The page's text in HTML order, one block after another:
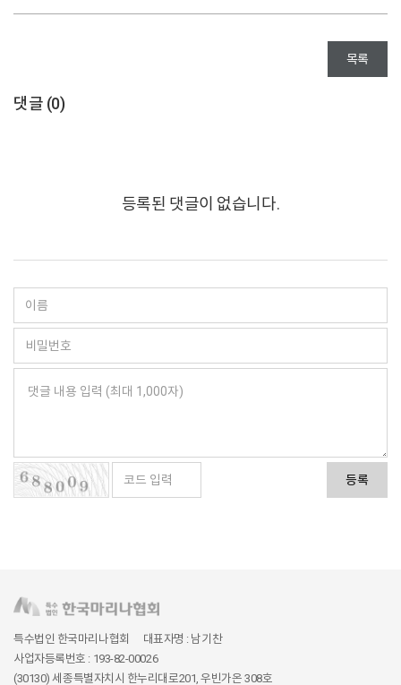
목록
댓글 (0)
등록된 댓글이 없습니다.
등록
특수법인 한국마리나협회
대표자명 : 남기찬
사업자등록번호 : 193-82-00026
(30130) 세종특별자치시 한누리대로201, 우빈가온 308호